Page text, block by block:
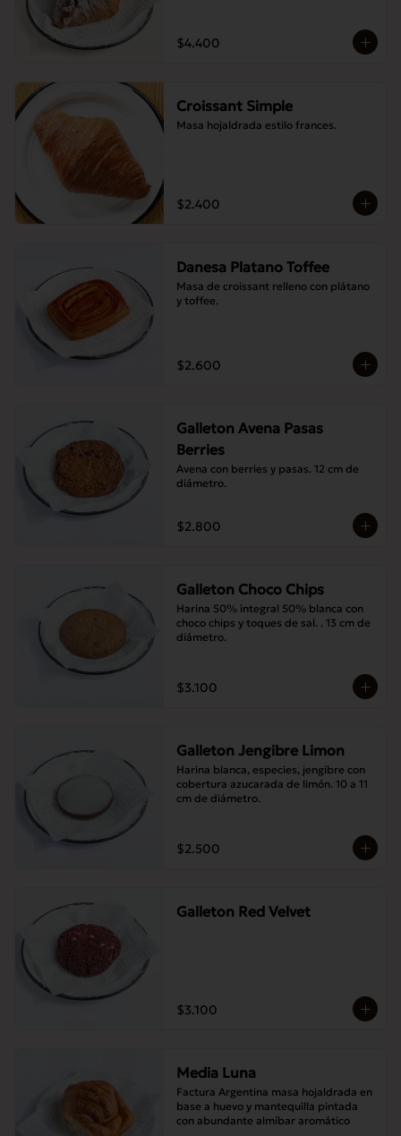
$4.400
Croissant Simple
Masa hojaldrada estilo frances.
$2.400
Danesa Platano Toffee
Masa de croissant relleno con plátano
y toffee.
$2.600
Galleton Avena Pasas
Berries
Avena con berries y pasas. 12 cm de
diámetro.
$2.800
Galleton Choco Chips
Harina 50% integral 50% blanca con
choco chips y toques de sal. . 13 cm de
diámetro.
$3.100
Galleton Jengibre Limon
Harina blanca, especies, jengibre con
cobertura azucarada de limón. 10 a 11
cm de diámetro.
$2.500
Galleton Red Velvet
$3.100
Media Luna
Factura Argentina masa hojaldrada en
base a huevo y mantequilla pintada
con abundante almíbar aromático